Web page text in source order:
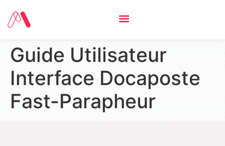
Guide Utilisateur
Interface Docaposte
Fast-Parapheur